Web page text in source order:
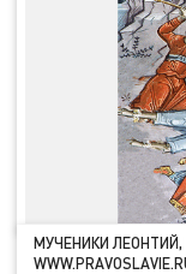
МУЧЕНИКИ